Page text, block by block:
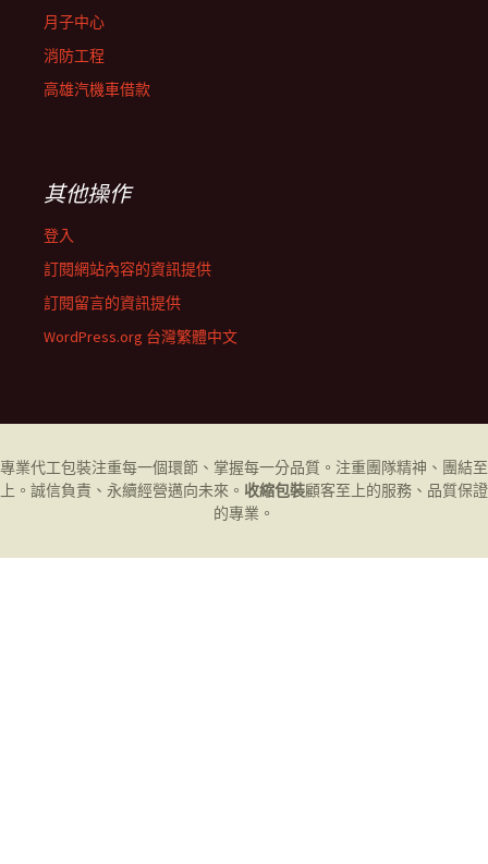
月子中心
消防工程
高雄汽機車借款
其他操作
登入
訂閱網站內容的資訊提供
訂閱留言的資訊提供
WordPress.org 台灣繁體中文
專業代工包裝注重每一個環節、掌握每一分品質。注重團隊精神、團結至
上。誠信負責、永續經營邁向未來。 收縮包裝顧客至上的服務、品質保證
的專業。